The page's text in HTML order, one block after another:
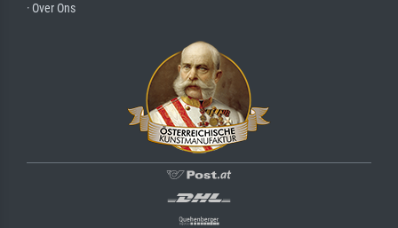
· Over Ons